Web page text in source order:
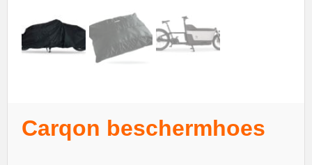
Carqon beschermhoes